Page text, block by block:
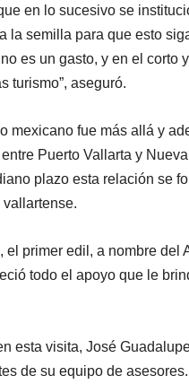
en lo sucesivo se
la semilla para que esto
es un gasto, y en el corto
turismo”, aseguró.
mexicano fue más allá y
Puerto Vallarta y
plazo esta relación se
el primer edil, a nombre del
todo el apoyo que le
esta visita, José
de su equipo de asesores.